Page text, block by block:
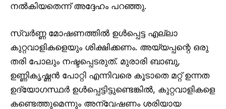
നൽകിയതെന്ന് അദ്ദേഹം പറഞ്ഞു.
സ്വർണ്ണ മോഷണത്തിൽ ഉൾപ്പെട്ട എല്ലാ
കുറ്റവാളികളെയും ശിക്ഷിക്കണം. അയ്യപ്പന്റെ ഒരു
തരി പോലും നഷ്ടപ്പെടരുത്. മുരാരി ബാബു,
ഉണ്ണികൃഷ്ണൻ പോറ്റി എന്നിവരെ കൂടാതെ മറ്റ് ഉന്നത
ഉദ്യോഗസ്ഥർ ഉൾപ്പെട്ടിട്ടുണ്ടെങ്കിൽ, കുറ്റവാളികളെ
കണ്ടെത്തുമെന്നും അന്വേഷണം ശരിയായ